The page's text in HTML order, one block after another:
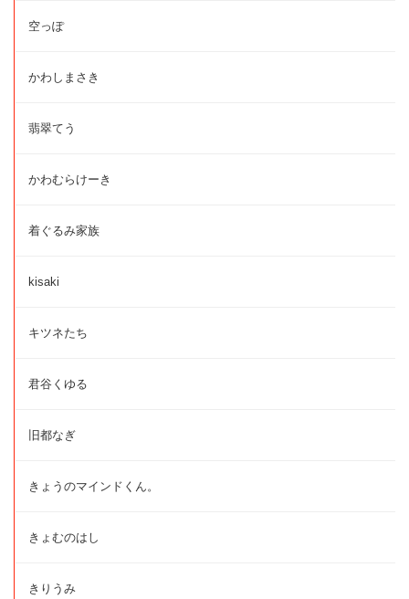
空っぽ
かわしまさき
翡翠てう
かわむらけーき
着ぐるみ家族
kisaki
キツネたち
君谷くゆる
旧都なぎ
きょうのマインドくん。
きょむのはし
きりうみ